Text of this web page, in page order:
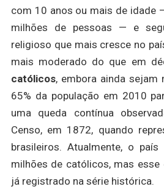
com 10 anos ou mais de idade
milhões de pessoas — e
religioso que mais cresce no
mais moderado do que em
católicos, embora ainda sejam
65% da população em 2010
uma queda contínua
Censo, em 1872, quando
brasileiros. Atualmente, o
milhões de católicos, mas esse
já registrado na série histórica.